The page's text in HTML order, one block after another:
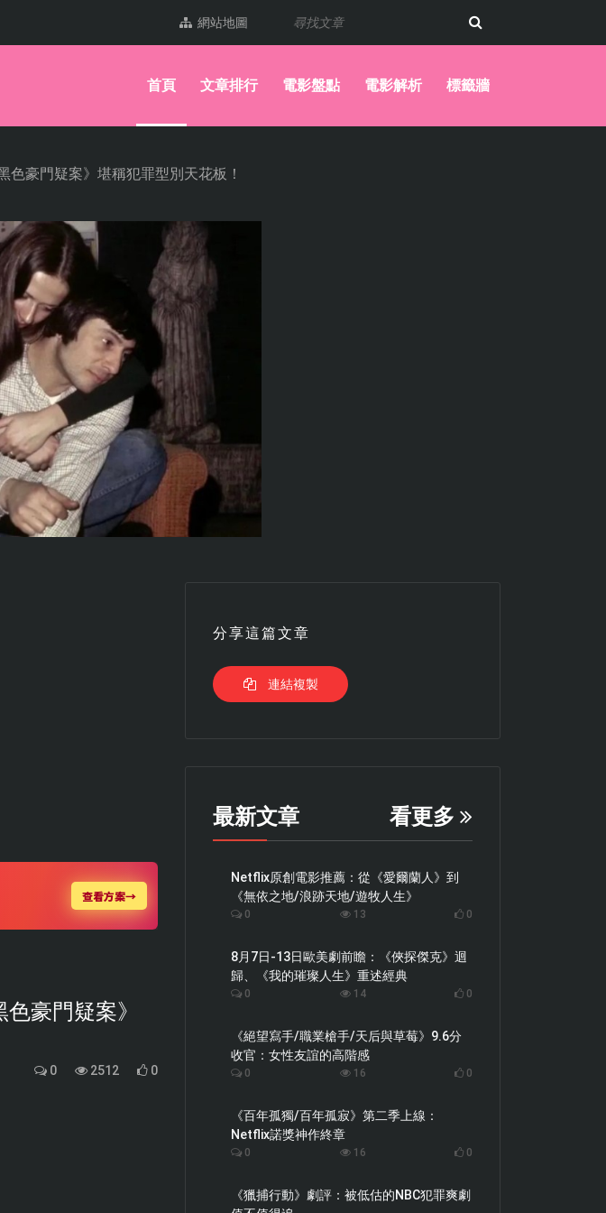
網站地圖
首頁 文章排行 電影盤點 電影解析 標籤牆
豪門疑案》堪稱犯罪型別天花板！
豪門疑案》
0 2512 0
分享這篇文章
連結複製
最新文章 看更多
Netflix原創電影推薦：從《愛爾蘭人》到
《無依之地/浪跡天地/遊牧人生》
0 13 0
8月7日-13日歐美劇前瞻：《俠探傑克》迴
歸、《我的璀璨人生》重述經典
0 14 0
《絕望寫手/職業槍手/天后與草莓》9.6分
收官：女性友誼的高階感
0 16 0
《百年孤獨/百年孤寂》第二季上線：
Netflix諾獎神作終章
0 16 0
《獵捕行動》劇評：被低估的NBC犯罪爽劇